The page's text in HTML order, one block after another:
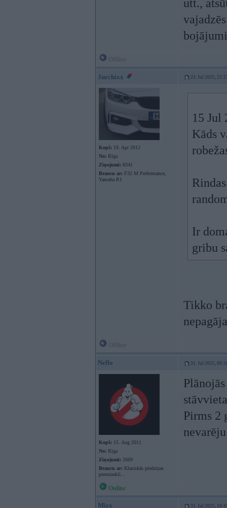
utt.,
Jurchixx 23. Jul 2025,
Kopš: 19. Apr 2012
No: Rīga
Ziņojumi: 8341
Braucu ar: F32 M Performance,
Yamaha R1
15 Jul
Kāds
Ir
gribu
Tikko
Nello 31. Jul 2025,
Kopš: 15. Aug 2011
No: Rīga
Ziņojumi: 2669
Braucu ar: Klasiskās piedziņas
pieminekli...
Pirms 2
Online
Mizx 31. Jul 2025,